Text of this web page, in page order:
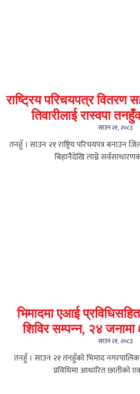
राष्ट्रिय परिचयपत्र
तिवारीलाई रास्वपा
साउन २१, २०८३
तनहुँ । साउन २१ राष्ट्रिय परिचयपत्र बनाउन
बिहानैदेखि लाग्ने
भिमादमा एआई
शिविर सम्पन्न, २४ जनामा
साउन २१, २०८३
तनहुँ । साउन २१ तनहुँको भिमाद
प्रविधिमा आधारित छातीको